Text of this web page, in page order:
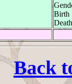
Birth
Back